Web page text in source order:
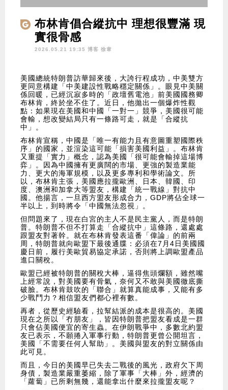
布林肯倡合縱抗中 理想很豐滿 現
實很骨感
2026.05.21 19:35 博客 徐韋
美國總統特朗普訪華歸來後，大誇行程成功，中美雙方
更同意構建「中美建設性戰略穩定關係」。眼見中美關
係回暖，已經沉寂多時的「政壇舊電池」前美國國務卿
布林肯，終於坐不住了。近日，他拋出一個爆炸性觀
點：如果現在美國和中國「一對一」競爭，美國很可能
會輸，想改變結局只有一條路可走，就是「合縱抗
中」。
布林肯宣稱，中國是「唯一有能力且有意圖重塑國際秩
序」的國家，並渲染這可能「損害美國利益」。布林肯
又重提「實力」概念，認為美國「很可能會輸掉這場博
弈」。因為中國擁有更廣闊的市場、更強的製造業能
力、更大的海軍規模，以及更多專利和學術論文。所
以，布林肯主張，美國應拉攏歐洲、日本、韓國、印
度、澳洲和加拿大等盟友，構建「統一戰線」對抗中
國。他揚言，一旦西方盟友形成合力，GDP將佔全球一
半以上，到時將令「中國無法忽視」。
但問題來了，現在白宮的主人不是民主黨人，而是特朗
普。特朗普不但不打算走「合縱抗中」這條路，還處處
跟盟友對著幹。就在布林肯發表這番「偉論」的前兩
周，特朗普就向歐盟下最後通牒：必須在7月4日美國國
慶日前，履行美歐貿易協定承諾，否則將上調歐盟產品
進口關稅。
歐盟已經被特朗普的關稅大棒，逼得焦頭爛額，雖然嘴
上經常說，對美國要有骨氣，奈何又不敢與美國徹底撕
破臉。布林肯鼓吹的「聯合」就算真能成事，又能有多
少戰鬥力？相信盟友們都心裡有數。
再者，從歷史經驗看，拉幫結派的成本是很高的。美國
現在之所以「冇朋友」，皆因特朗普把盟友看成是一群
只會佔美國便宜的寄生蟲。在伊朗戰爭中，多數北約盟
友已表示，不願捲入軍事行動，特朗普更曾公開坦言，
美國「不需要任何人幫助」。美國與盟友的對立關係由
此可見。
而且，今日的美國早已失去二戰後的風光，政府欠下周
身債，製造業嚴重萎縮，除了軍事「大棒」外，經濟的
「蘿蔔」已所剩無幾，還能拿出什麼來拉攏盟友呢？